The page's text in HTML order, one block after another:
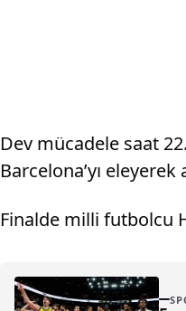
Dev mücadele saat
Barcelona’yı
Finalde milli futbolcu